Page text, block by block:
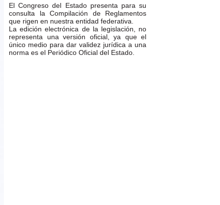
El Congreso del Estado presenta para su
consulta la Compilación de Reglamentos
que rigen en nuestra entidad federativa.
La edición electrónica de la legislación, no
representa una versión oficial, ya que el
único medio para dar validez jurídica a una
norma es el Periódico Oficial del Estado.